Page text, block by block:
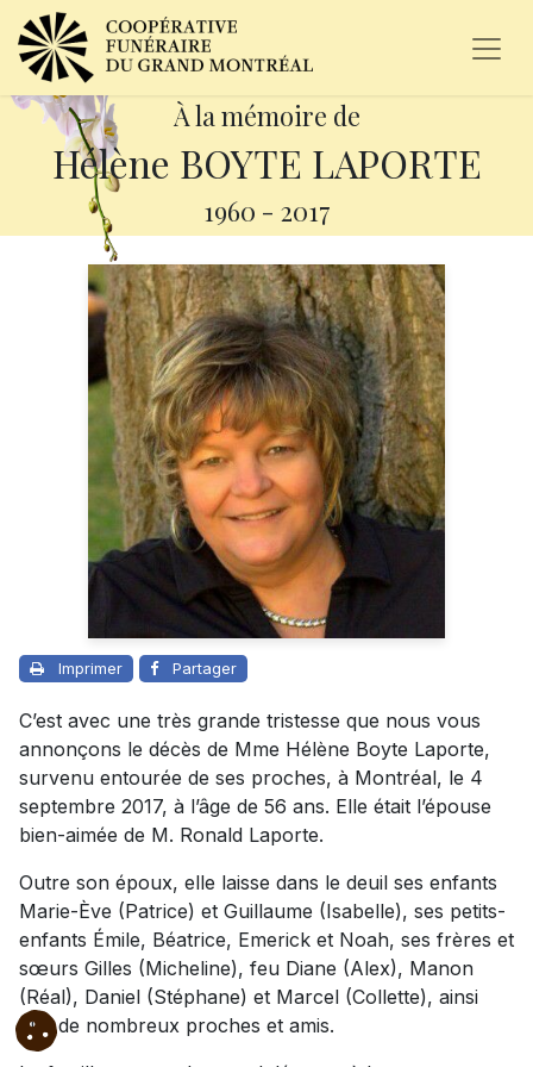
À la mémoire de
Hélène BOYTE LAPORTE
1960 - 2017
Imprimer Partager
C’est avec une très grande tristesse que nous vous
annonçons le décès de Mme Hélène Boyte Laporte,
survenu entourée de ses proches, à Montréal, le 4
septembre 2017, à l’âge de 56 ans. Elle était l’épouse
bien-aimée de M. Ronald Laporte.
Outre son époux, elle laisse dans le deuil ses enfants
Marie-Ève (Patrice) et Guillaume (Isabelle), ses petits-
enfants Émile, Béatrice, Emerick et Noah, ses frères et
sœurs Gilles (Micheline), feu Diane (Alex), Manon
(Réal), Daniel (Stéphane) et Marcel (Collette), ainsi
que de nombreux proches et amis.